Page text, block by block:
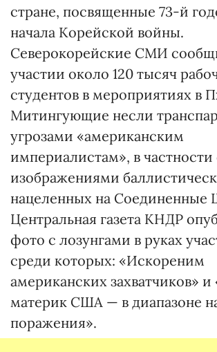
стране, посвященные 73-й
начала Корейской войны.
Северокорейские СМИ
участии около 120 тысяч
студентов в мероприятиях в
Митингующие несли
угрозами «американским
империалистам», в частности
изображениями
нацеленных на Соединенные
Центральная газета КНДР
фото с лозунгами в руках
среди которых: «Искореним
американских захватчиков» и
материк США — в диапазоне
поражения».